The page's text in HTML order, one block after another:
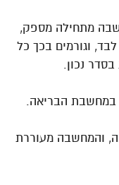
מתחילה מספק,
וגורמים בכך כל
נכון.
במחשבת הבריאה.
והמחשבה מעוררת